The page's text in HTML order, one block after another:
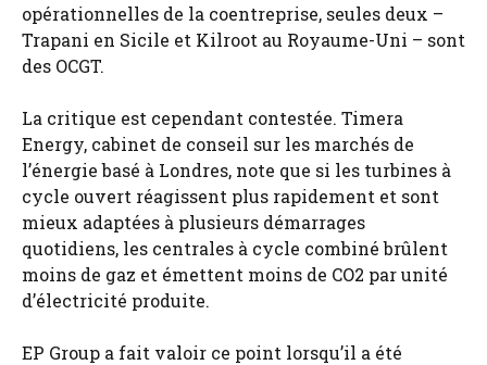
opérationnelles de la coentreprise, seules deux –
Trapani en Sicile et Kilroot au Royaume-Uni – sont
des OCGT.
La critique est cependant contestée. Timera
Energy, cabinet de conseil sur les marchés de
l’énergie basé à Londres, note que si les turbines à
cycle ouvert réagissent plus rapidement et sont
mieux adaptées à plusieurs démarrages
quotidiens, les centrales à cycle combiné brûlent
moins de gaz et émettent moins de CO2 par unité
d’électricité produite.
EP Group a fait valoir ce point lorsqu’il a été